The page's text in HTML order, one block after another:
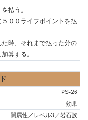
払う。
００ライフポイントを払
時、それまで払った分の
算する。
PS-26
効果
闇属性／レベル3／岩石族